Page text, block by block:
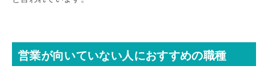
営業が向いていない人におすすめの職種